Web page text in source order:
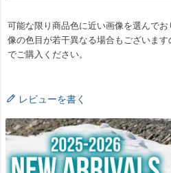
可能な限り商品色に近い画像を選んで
像の色目が若干異なる場合もございま
でご購入ください。
レビューを書く